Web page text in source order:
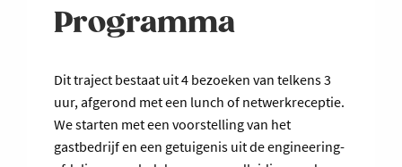
Programma
Dit traject bestaat uit 4 bezoeken van telkens 3
uur, afgerond met een lunch of netwerkreceptie.
We starten met een voorstelling van het
gastbedrijf en een getuigenis uit de engineering-